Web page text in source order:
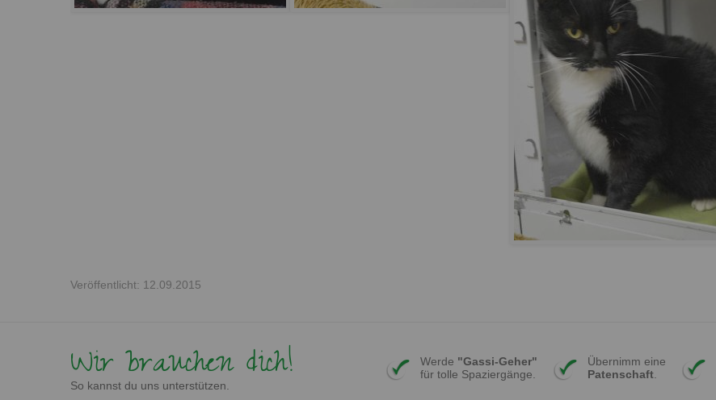
Veröffentlicht: 12.09.2015
Wir brauchen dich!
So kannst du uns unterstützen.
Werde "Gassi-Geher"
für tolle Spaziergänge.
Übernimm eine
Patenschaft